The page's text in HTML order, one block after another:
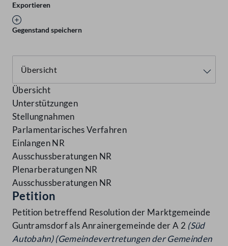
Exportieren
Gegenstand speichern
Übersicht
Unterstützungen
Stellungnahmen
Parlamentarisches Verfahren
Einlangen NR
Ausschussberatungen NR
Plenarberatungen NR
Ausschussberatungen NR
Petition
Petition betreffend Resolution der Marktgemeinde
Guntramsdorf als Anrainergemeinde der A 2 (Süd
Autobahn) (Gemeindevertretungen der Gemeinden